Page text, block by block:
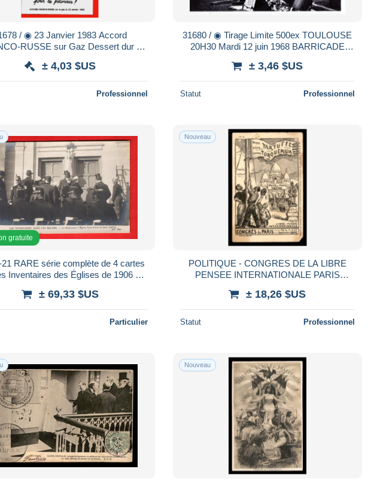
23 Janvier 1983 Accord
RUSSE sur Gaz Dessert dur à
± 4,03 $US
Professionnel
31680 / ◉ Tirage Limite 500ex TOULOUSE
20H30 Mardi 12 juin 1968 BARRICADE
± 3,46 $US
Statut Professionnel
gratuite
RARE série complète de 4 cartes
Inventaires des Églises de 1906 à
ETAT
± 69,33 $US
Particulier
Nouveau
POLITIQUE - CONGRES DE LA LIBRE
PENSEE INTERNATIONALE PARIS
VOIR ETAT
± 18,26 $US
Statut Professionnel
Nouveau